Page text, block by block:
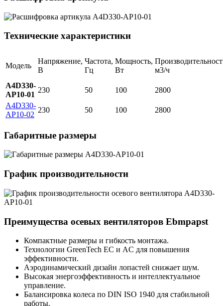
Технические характеристики
Модель
Напряжение,
В
Частота,
Гц
Мощность,
Вт
м3/ч
A4D330-
AP10-01
230 50 100
2800
A4D330-
AP10-02
230 50 100 2800
Габаритные размеры
График производительности
Преимущества осевых вентиляторов Ebmpapst
Компактные размеры и гибкость монтажа.
Технологии GreenTech EC и AC для повышения
эффективности.
Аэродинамический дизайн лопастей снижает шум.
Высокая энергоэффективность и интеллектуальное
управление.
Балансировка колеса по DIN ISO 1940 для стабильной
работы.